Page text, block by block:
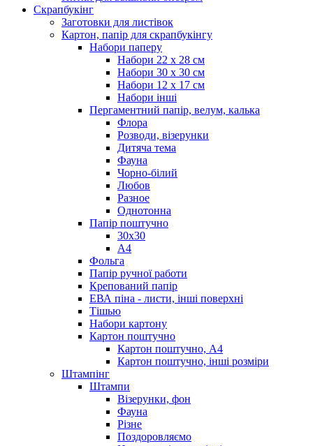
Скрапбукінг
Заготовки для листівок
Картон, папір для скрапбукінгу
Набори паперу
Набори 22 х 28 см
Набори 30 х 30 см
Набори 12 х 17 см
Набори інші
Пергаментний папір, велум, калька
Флора
Розводи, візерунки
Дитяча тема
Фауна
Чорно-білий
Любов
Разное
Однотонна
Папір поштучно
30х30
А4
Фольга
Папір ручної работи
Крепований папір
ЕВА піна - листи, інші поверхні
Тішью
Набори картону
Картон поштучно
Картон поштучно, А4
Картон поштучно, інші розміри
Штампінг
Штампи
Візерунки, фон
Фауна
Різне
Поздоровляємо